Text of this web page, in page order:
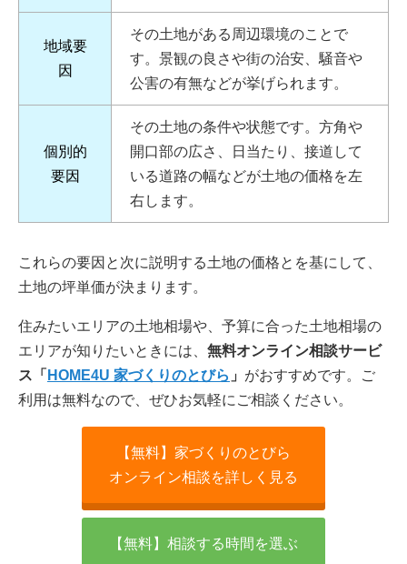
地域要
因
その土地がある周辺環境のことで
す。景観の良さや街の治安、騒音や
公害の有無などが挙げられます。
個別的
要因
その土地の条件や状態です。方角や
開口部の広さ、日当たり、接道して
いる道路の幅などが土地の価格を左
右します。
これらの要因と次に説明する土地の価格とを基にして、
土地の坪単価が決まります。
住みたいエリアの土地相場や、予算に合った土地相場の
エリアが知りたいときには、 無料オンライン相談サービ
ス「 HOME4U 家づくりのとびら 」 がおすすめです。ご
利用は無料なので、ぜひお気軽にご相談ください。
【無料】家づくりのとびら
オンライン相談を詳しく見る
【無料】相談する時間を選ぶ